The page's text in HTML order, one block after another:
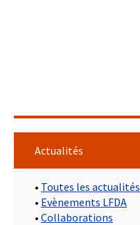
Actualités
• Toutes les actualités
• Evènements LFDA
• Collaborations